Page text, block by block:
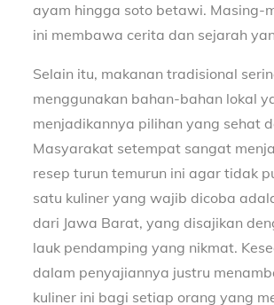
ayam hingga soto betawi. Masing-
ini membawa cerita dan sejarah
Selain itu, makanan tradisional
menggunakan bahan-bahan lokal
menjadikannya pilihan yang sehat
Masyarakat setempat sangat
resep turun temurun ini agar tidak
satu kuliner yang wajib dicoba
dari Jawa Barat, yang disajikan
lauk pendamping yang nikmat.
dalam penyajiannya justru
kuliner ini bagi setiap orang yang